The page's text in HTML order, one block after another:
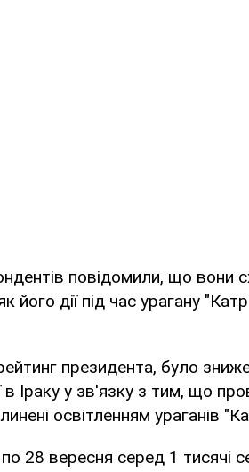
повідомили, що вони
його дії під час урагану
президента, було
в Іраку у зв'язку з тим, що
освітленням ураганів
28 вересня серед 1 тисячі